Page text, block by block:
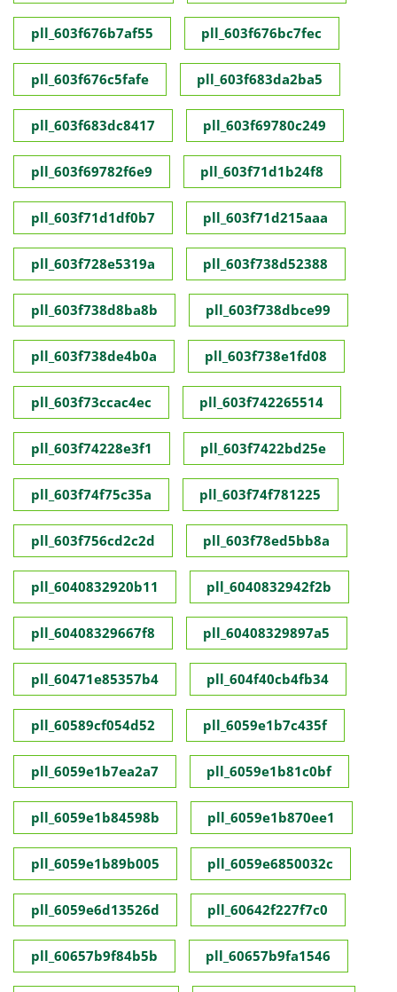
pll_603f676b7af55 pll_603f676bc7fec
pll_603f676c5fafe pll_603f683da2ba5
pll_603f683dc8417 pll_603f69780c249
pll_603f69782f6e9 pll_603f71d1b24f8
pll_603f71d1df0b7 pll_603f71d215aaa
pll_603f728e5319a pll_603f738d52388
pll_603f738d8ba8b pll_603f738dbce99
pll_603f738de4b0a pll_603f738e1fd08
pll_603f73ccac4ec pll_603f742265514
pll_603f74228e3f1 pll_603f7422bd25e
pll_603f74f75c35a pll_603f74f781225
pll_603f756cd2c2d pll_603f78ed5bb8a
pll_6040832920b11 pll_6040832942f2b
pll_60408329667f8 pll_60408329897a5
pll_60471e85357b4 pll_604f40cb4fb34
pll_60589cf054d52 pll_6059e1b7c435f
pll_6059e1b7ea2a7 pll_6059e1b81c0bf
pll_6059e1b84598b pll_6059e1b870ee1
pll_6059e1b89b005 pll_6059e6850032c
pll_6059e6d13526d pll_60642f227f7c0
pll_60657b9f84b5b pll_60657b9fa1546